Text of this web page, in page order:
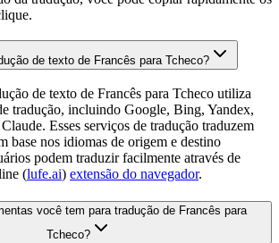
de texto de Francês para Tcheco?
de texto de Francês para Tcheco utiliza
tradução, incluindo Google, Bing, Yandex,
Esses serviços de tradução traduzem
base nos idiomas de origem e destino
podem traduzir facilmente através de
(lufe.ai) extensão do navegador.
você tem para tradução de Francês para
Tcheco?